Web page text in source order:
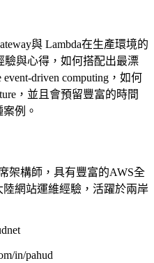
與 Lambda在生產環境的
驗與心得，如何搭配出最漂
driven computing，如何
，並且會預留豐富的時間
例。
架構師，具有豐富的AWS全
網站運維經驗，活躍於兩岸
in/pahud